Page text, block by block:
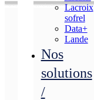
Lacroix
sofrel
Data+
Lande
Nos
solutions
/